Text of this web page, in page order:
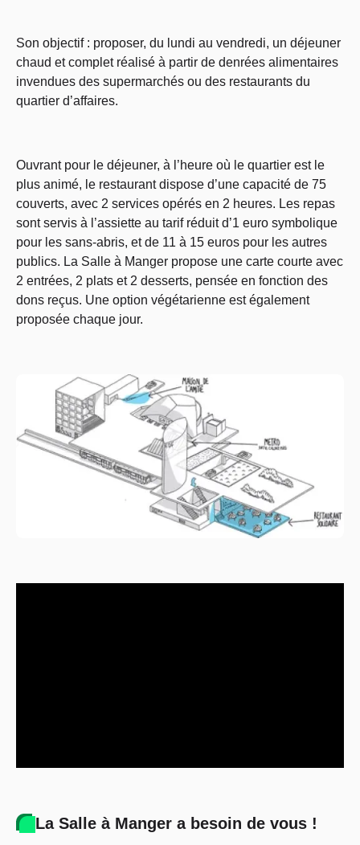
Son objectif : proposer, du lundi au vendredi, un déjeuner
chaud et complet réalisé à partir de denrées alimentaires
invendues des supermarchés ou des restaurants du
quartier d’affaires.
Ouvrant pour le déjeuner, à l’heure où le quartier est le
plus animé, le restaurant dispose d’une capacité de 75
couverts, avec 2 services opérés en 2 heures. Les repas
sont servis à l’assiette au tarif réduit d’1 euro symbolique
pour les sans-abris, et de 11 à 15 euros pour les autres
publics. La Salle à Manger propose une carte courte avec
2 entrées, 2 plats et 2 desserts, pensée en fonction des
dons reçus. Une option végétarienne est également
proposée chaque jour.
La Salle à Manger a besoin de vous !